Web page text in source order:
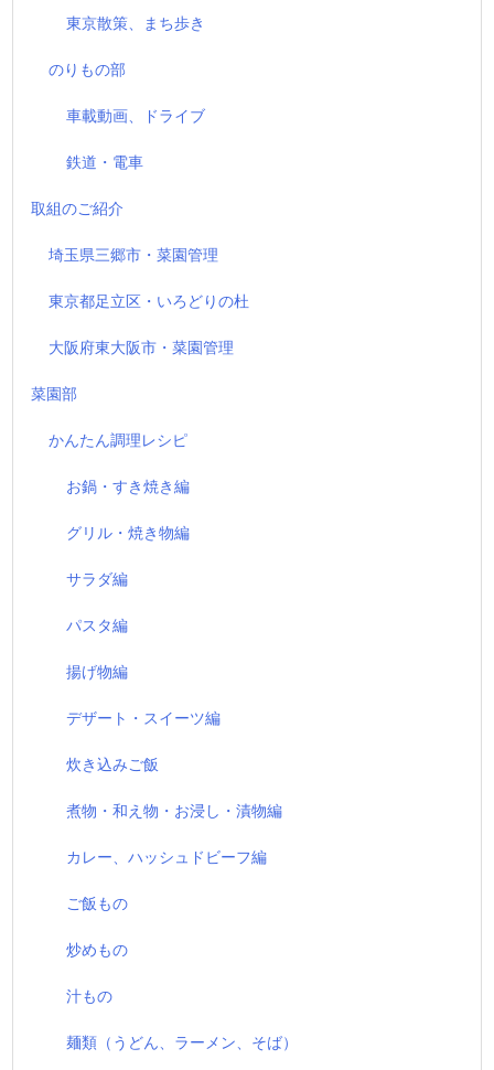
東京散策、まち歩き
のりもの部
車載動画、ドライブ
鉄道・電車
取組のご紹介
埼玉県三郷市・菜園管理
東京都足立区・いろどりの杜
大阪府東大阪市・菜園管理
菜園部
かんたん調理レシピ
お鍋・すき焼き編
グリル・焼き物編
サラダ編
パスタ編
揚げ物編
デザート・スイーツ編
炊き込みご飯
煮物・和え物・お浸し・漬物編
カレー、ハッシュドビーフ編
ご飯もの
炒めもの
汁もの
麺類（うどん、ラーメン、そば）